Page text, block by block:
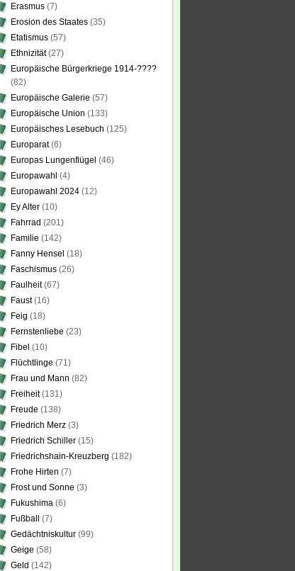
Erasmus (7)
Erosion des Staates (35)
Etatismus (57)
Ethnizität(27)
Europäische Bürgerkriege 1914-????
(82)
Europäische Galerie (57)
Europäische Union (133)
Europäisches Lesebuch (125)
Europarat(6)
Europas Lungenflügel (46)
Europawahl (4)
Europawahl 2024 (12)
Ey Alter (10)
Fahrrad (201)
Familie (142)
Fanny Hensel (18)
Faschismus (26)
Faulheit(67)
Faust(16)
Feig (18)
Fernstenliebe (23)
Fibel (10)
Flüchtlinge (71)
Frau und Mann (82)
Freiheit(131)
Freude (138)
Friedrich Merz (3)
Friedrich Schiller (15)
Friedrichshain-Kreuzberg (182)
Frohe Hirten (7)
Frost und Sonne (3)
Fukushima (6)
Fußball
(7)
Gedächtniskultur (99)
Geige (58)
Geld (142)